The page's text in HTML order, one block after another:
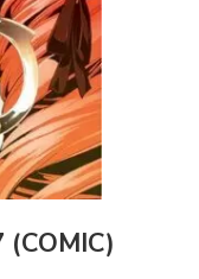
(COMIC)